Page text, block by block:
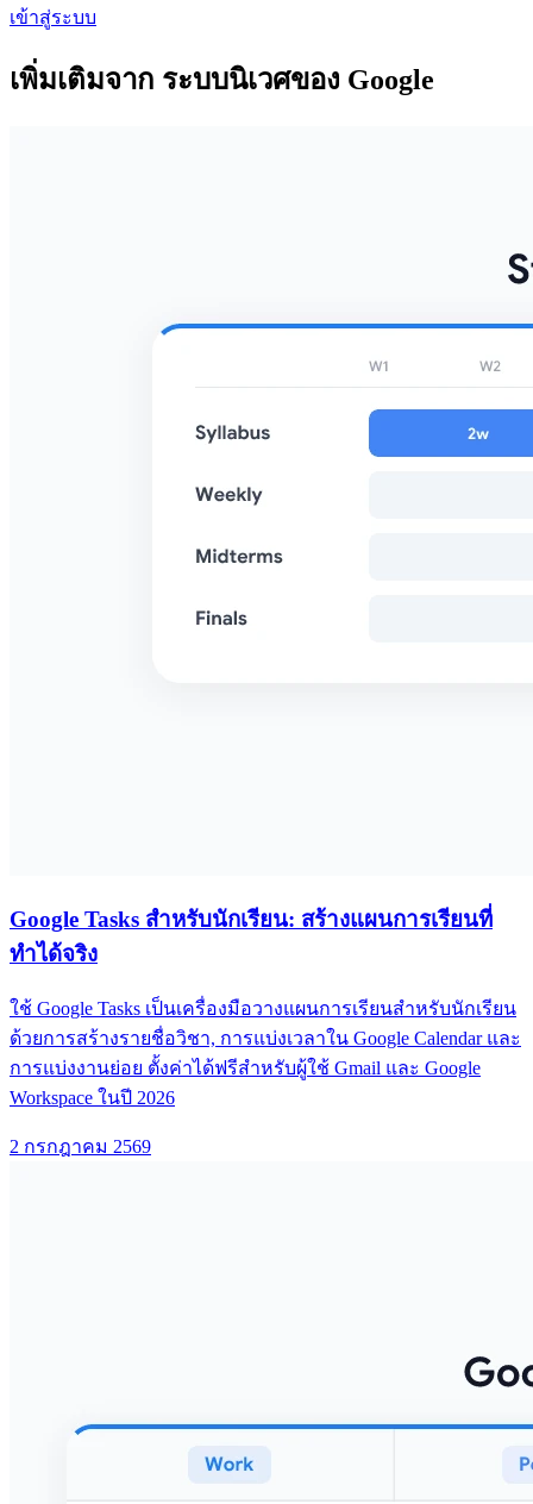
เข้าสู่ระบบ
เพิ่มเติมจาก ระบบนิเวศของ Google
Google Tasks สำหรับนักเรียน: สร้างแผนการเรียนที่
ทำได้จริง
ใช้ Google Tasks เป็นเครื่องมือวางแผนการเรียนสำหรับนักเรียน
ด้วยการสร้างรายชื่อวิชา, การแบ่งเวลาใน Google Calendar และ
การแบ่งงานย่อย ตั้งค่าได้ฟรีสำหรับผู้ใช้ Gmail และ Google
Workspace ในปี 2026
2 กรกฎาคม 2569